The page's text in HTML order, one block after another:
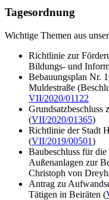
Tagesordnung
Wichtige Themen aus
Richtlinie zur
Bildungs- und
Bebauungsplan Nr.
Muldestraße
VII/2020/01122
Grundsatzbeschluss
(VII/2020/01365)
Richtlinie der Stadt
(VII/2019/00501)
Baubeschluss für
Außenanlagen zur
Christoph von
Antrag zu
Tätigen in Beiräten (